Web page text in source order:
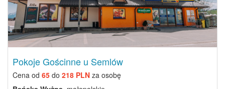
Pokoje Gościnne u Semlów
Cena od 65 do 218 PLN za osobę